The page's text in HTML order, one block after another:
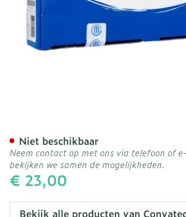
€ 23,00
Niet beschikbaar
Neem contact op met ons via telefoon of
bekijken we samen de mogelijkheden.
Bekijk alle producten van